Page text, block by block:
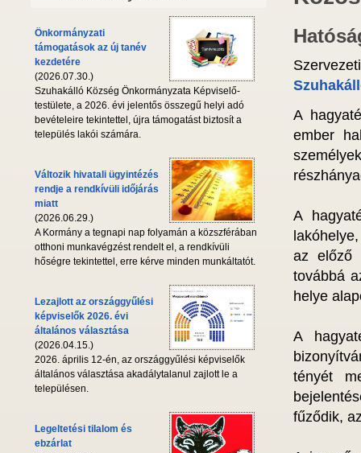
Önkormányzati
támogatások az új tanév
kezdetére
(2026.07.30.)
Szuhakálló Község Önkormányzata Képviselő-
testülete, a 2026. évi jelentős összegű helyi adó
bevételeire tekintettel, újra támogatást biztosít a
település lakói számára.
Változik hivatali ügyintézés
rendje a rendkívüli időjárás
miatt
(2026.06.29.)
A Kormány a tegnapi nap folyamán a közszférában
otthoni munkavégzést rendelt el, a rendkívüli
hőségre tekintettel, erre kérve minden munkáltatót.
Lezajlott az országgyűlési
képviselők 2026. évi
általános választása
(2026.04.15.)
2026. április 12-én, az országgyűlési képviselők
általános választása akadálytalanul zajlott le a
településen.
Legeltetési tilalom és
ebzárlat
A
ember
A
az előző
továbbá
helye
A
tényét
fűződik,